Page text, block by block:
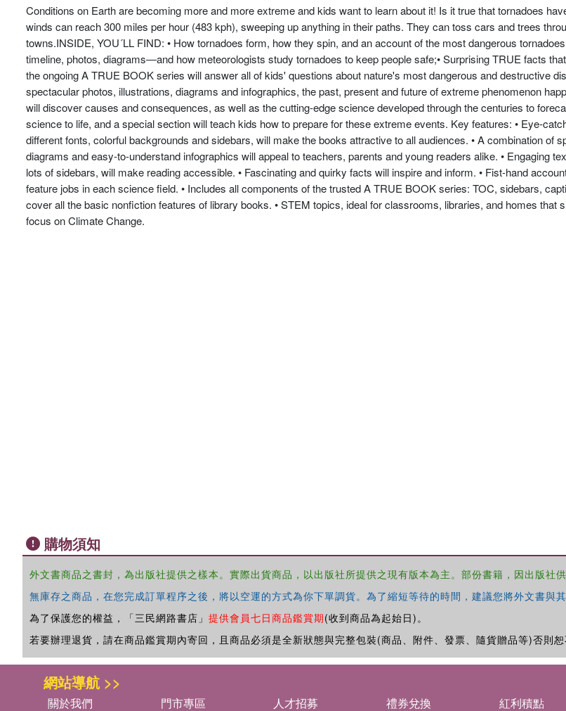
Conditions on Earth are becoming more and more extreme and kids want to learn about it! Is it true that tornadoes
winds can reach 300 miles per hour (483 kph), sweeping up anything in their paths. They can toss cars and trees
towns.INSIDE, YOU´LL FIND: • How tornadoes form, how they spin, and an account of the most dangerous
timeline, photos, diagrams―and how meteorologists study tornadoes to keep people safe;• Surprising TRUE facts
the ongoing A TRUE BOOK series will answer all of kids' questions about nature's most dangerous and destructive
spectacular photos, illustrations, diagrams and infographics, the past, present and future of extreme phenomenon
will discover causes and consequences, as well as the cutting-edge science developed through the centuries to
science to life, and a special section will teach kids how to prepare for these extreme events. Key features: • Eye-
different fonts, colorful backgrounds and sidebars, will make the books attractive to all audiences. • A combination of
diagrams and easy-to-understand infographics will appeal to teachers, parents and young readers alike. • Engaging
lots of sidebars, will make reading accessible. • Fascinating and quirky facts will inspire and inform. • Fist-hand
feature jobs in each science field. • Includes all components of the trusted A TRUE BOOK series: TOC, sidebars,
cover all the basic nonfiction features of library books. • STEM topics, ideal for classrooms, libraries, and homes that
focus on Climate Change.
購物須知
外文書商品之書封，為出版社提供之樣本。實際出貨商品，以出版社所提供之現有版本為主。部份書籍，因出版社
無庫存之商品，在您完成訂單程序之後，將以空運的方式為你下單調貨。為了縮短等待的時間，建議您將外文書與
為了保護您的權益，「三民網路書店」 提供會員七日商品鑑賞期(收到商品為起始日)。
若要辦理退貨，請在商品鑑賞期內寄回，且商品必須是全新狀態與完整包裝(商品、附件、發票、隨貨贈品等)否則恕
網站導航 >>
關於我們 門市專區 人才招募 禮券兌換
紅利積點